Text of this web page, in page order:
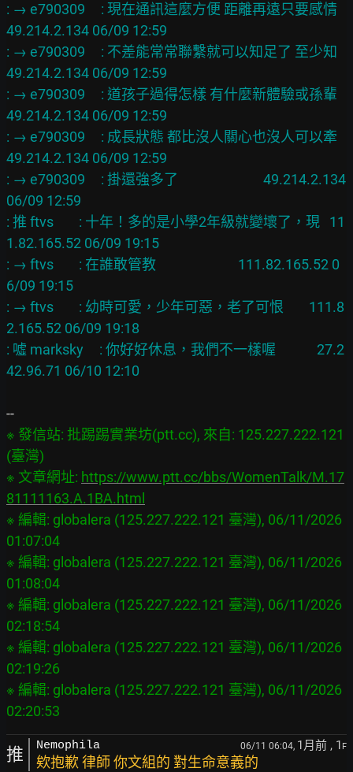
: → e790309     : 現在通訊這麼方便 距離再遠只要感情
49.214.2.134 06/09 12:59
: → e790309     : 不差能常常聯繫就可以知足了 至少知
49.214.2.134 06/09 12:59
: → e790309     : 道孩子過得怎樣 有什麼新體驗或孫輩
49.214.2.134 06/09 12:59
: → e790309     : 成長狀態 都比沒人關心也沒人可以牽
49.214.2.134 06/09 12:59
: → e790309     : 掛還強多了                           49.214.2.134
06/09 12:59
: 推 ftvs        : 十年！多的是小學2年級就變壞了，現   11
1.82.165.52 06/09 19:15
: → ftvs        : 在誰敢管教                          111.82.165.52 0
6/09 19:15
: → ftvs        : 幼時可愛，少年可惡，老了可恨        111.8
2.165.52 06/09 19:18
: 噓 marksky     : 你好好休息，我們不一樣喔             27.2
※ 發信站: 批踢踢實業坊(ptt.cc), 來自: 125.227.222.121
(臺灣)
※ 文章網址: https://www.ptt.cc/bbs/WomenTalk/M.17
81111163.A.1BA.html
※ 編輯: globalera (125.227.222.121 臺灣), 06/11/2026
01:07:04
※ 編輯: globalera (125.227.222.121 臺灣), 06/11/2026
01:08:04
※ 編輯: globalera (125.227.222.121 臺灣), 06/11/2026
02:18:54
※ 編輯: globalera (125.227.222.121 臺灣), 06/11/2026
02:19:26
※ 編輯: globalera (125.227.222.121 臺灣), 06/11/2026
推 Nemophila 06/11 06:04, 1月前 , 1 F
欸抱歉 律師 你文組的 對生命意義的